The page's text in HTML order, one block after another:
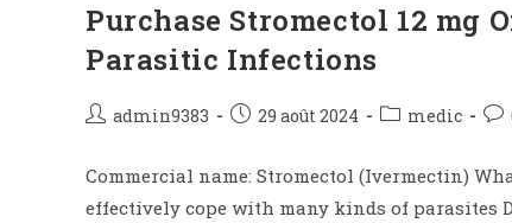
Purchase Stromectol 12 mg
Parasitic Infections
admin9383 29 août 2024 medic
Commercial name: Stromectol (Ivermectin)
effectively cope with many kinds of parasites